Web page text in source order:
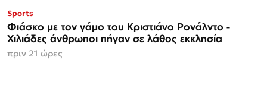
Sports
Φιάσκο με τον γάμο του Κριστιάνο Ρονάλντο -
Χιλιάδες άνθρωποι πήγαν σε λάθος εκκλησία
πριν 21 ώρες